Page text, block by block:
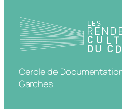
Cercle de
Garches